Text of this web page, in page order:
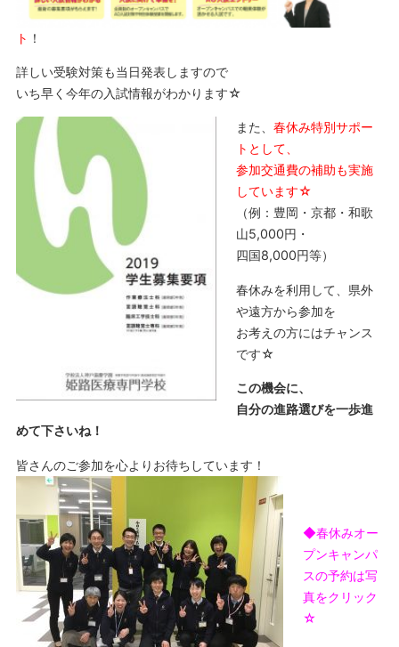
ト ！
詳しい受験対策も当日発表しますので
いち早く今年の入試情報がわかります☆
また、 春休み特別サポー
トとして、
参加交通費の補助も実施
しています☆
（例：豊岡・京都・和歌
山5,000円・
四国8,000円等）
春休みを利用して、県外
や遠方から参加を
お考えの方にはチャンス
です☆
この機会に、
自分の進路選びを一歩進
めて下さいね！
皆さんのご参加を心よりお待ちしています！
◆春休みオー
プンキャンパ
スの予約は写
真をクリック
☆